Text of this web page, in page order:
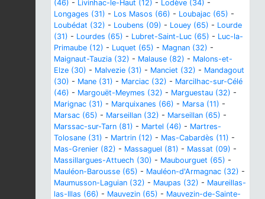
(46) - Livinhac-le-Haut (12) - Lodève (34) -
Longages (31) - Los Masos (66) - Loubajac (65) -
Loubédat (32) - Loubens (09) - Louey (65) - Lourde
(31) - Lourdes (65) - Lubret-Saint-Luc (65) - Luc-la-
Primaube (12) - Luquet (65) - Magnan (32) -
Maignaut-Tauzia (32) - Malause (82) - Malons-et-
Elze (30) - Malvezie (31) - Manciet (32) - Mandagout
(30) - Mane (31) - Marciac (32) - Marcilhac-sur-Célé
(46) - Margouët-Meymes (32) - Marguestau (32) -
Marignac (31) - Marquixanes (66) - Marsa (11) -
Marsac (65) - Marseillan (32) - Marseillan (65) -
Marssac-sur-Tarn (81) - Martel (46) - Martres-
Tolosane (31) - Martrin (12) - Mas-Cabardès (11) -
Mas-Grenier (82) - Massaguel (81) - Massat (09) -
Massillargues-Attuech (30) - Maubourguet (65) -
Mauléon-Barousse (65) - Mauléon-d'Armagnac (32) -
Maumusson-Laguian (32) - Maupas (32) - Maureillas-
las-Illas (66) - Mauvezin (65) - Mauvezin-de-Sainte-